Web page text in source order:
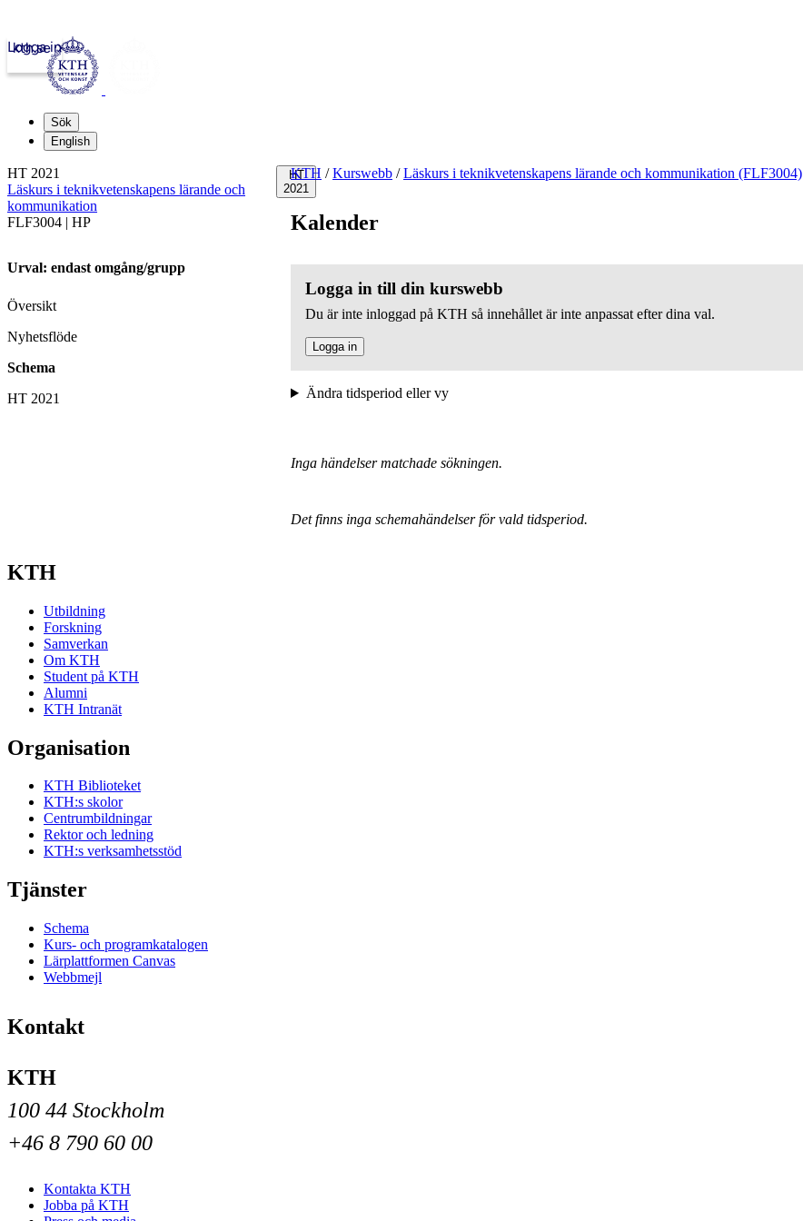
kth.se
Logga in
Sök
English
HT
2021
KTH / Kurswebb / Läskurs i teknikvetenskapens lärande och kommunikation (FLF3004)
Kalender
Logga in till din kurswebb
Du är inte inloggad på KTH så innehållet är inte anpassat efter dina val.
Logga in
Ändra tidsperiod eller vy
Inga händelser matchade sökningen.
Det finns inga schemahändelser för vald tidsperiod.
HT 2021
Läskurs i teknikvetenskapens lärande och
kommunikation
FLF3004 | HP
Urval: endast omgång/grupp
Översikt
Nyhetsflöde
Schema
HT 2021
KTH
Utbildning
Forskning
Samverkan
Om KTH
Student på KTH
Alumni
KTH Intranät
Organisation
KTH Biblioteket
KTH:s skolor
Centrumbildningar
Rektor och ledning
KTH:s verksamhetsstöd
Tjänster
Schema
Kurs- och programkatalogen
Lärplattformen Canvas
Webbmejl
Kontakt
KTH
100 44 Stockholm
+46 8 790 60 00
Kontakta KTH
Jobba på KTH